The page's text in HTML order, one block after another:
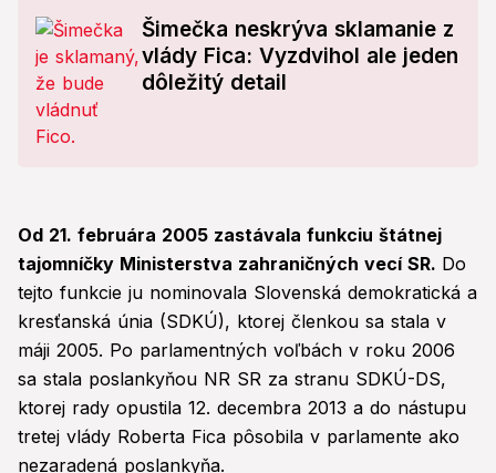
Šimečka neskrýva sklamanie z
vlády Fica: Vyzdvihol ale jeden
dôležitý detail
Od 21. februára 2005 zastávala funkciu štátnej
tajomníčky Ministerstva zahraničných vecí SR. Do
tejto funkcie ju nominovala Slovenská demokratická a
kresťanská únia (SDKÚ), ktorej členkou sa stala v
máji 2005. Po parlamentných voľbách v roku 2006
sa stala poslankyňou NR SR za stranu SDKÚ-DS,
ktorej rady opustila 12. decembra 2013 a do nástupu
tretej vlády Roberta Fica pôsobila v parlamente ako
nezaradená poslankyňa.